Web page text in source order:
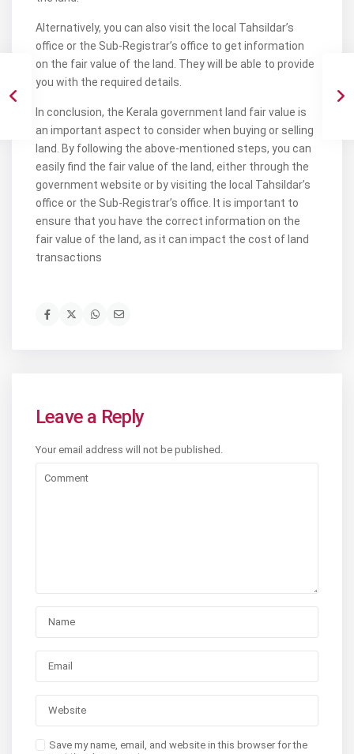
Alternatively, you can also visit the local Tahsildar’s
office or the Sub-Registrar’s office to get information
on the fair value of the land. They will be able to provide
you with the required details.
In conclusion, the Kerala government land fair value is
an important aspect to consider when buying or selling
land. By following the above-mentioned steps, you can
easily find the fair value of the land, either through the
government website or by visiting the local Tahsildar’s
office or the Sub-Registrar’s office. It is important to
ensure that you have the correct information on the
fair value of the land, as it can impact the cost of land
transactions
Leave a Reply
Your email address will not be published.
Save my name, email, and website in this browser for the